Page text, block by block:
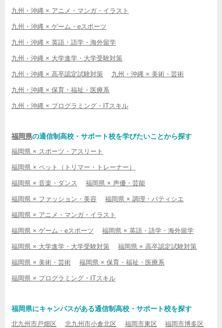
九州・沖縄 × アニメ・マンガ・イラスト
九州・沖縄 × ゲーム・eスポーツ
九州・沖縄 × 英語・語学・海外留学
九州・沖縄 × 大学進学・大学受験対策
九州・沖縄 × 高卒認定試験対策 九州・沖縄 × 美術・芸術
九州・沖縄 × 保育・福祉・医療系
九州・沖縄 × プログラミング・ITスキル
福岡県の通信制高校・サポート校を学びたいことから探す
福岡県 × スポーツ・アスリート
福岡県 × ペット（トリマー・トレーナー）
福岡県 × 音楽・ダンス 福岡県 × 声優・芸能
福岡県 × ファッション・美容 福岡県 × 調理・パティシエ
福岡県 × アニメ・マンガ・イラスト
福岡県 × ゲーム・eスポーツ 福岡県 × 英語・語学・海外留学
福岡県 × 大学進学・大学受験対策 福岡県 × 高卒認定試験対策
福岡県 × 美術・芸術 福岡県 × 保育・福祉・医療系
福岡県 × プログラミング・ITスキル
福岡県にキャンパスがある通信制高校・サポート校を探す
北九州市戸畑区 北九州市小倉北区 福岡市東区 福岡市博多区